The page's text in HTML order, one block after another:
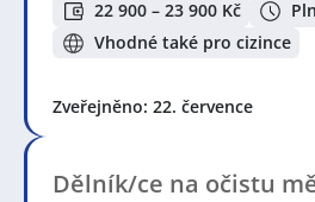
22 900 – 23 900 Kč
Vhodné také pro cizince
Zveřejněno: 22. července
Dělník/ce na očistu